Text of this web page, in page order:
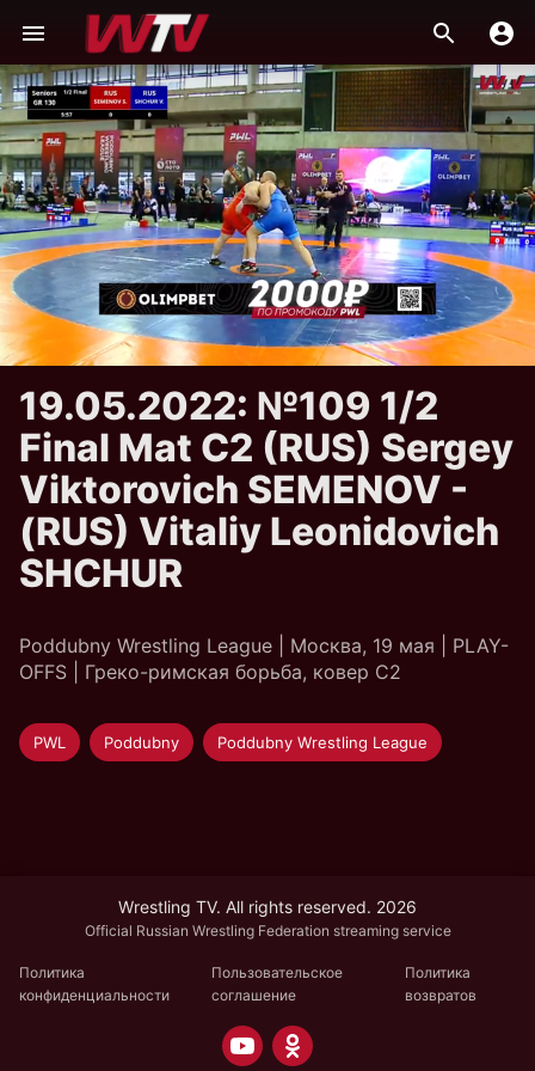
19.05.2022: №109 1/2
Final Mat C2 (RUS) Sergey
Viktorovich SEMENOV -
(RUS) Vitaliy Leonidovich
SHCHUR
Poddubny Wrestling League | Москва, 19 мая | PLAY-
OFFS | Греко-римская борьба, ковер C2
PWL Poddubny Poddubny Wrestling League
Wrestling TV. All rights reserved. 2026
Official Russian Wrestling Federation streaming service
Политика
конфиденциальности
Пользовательское
соглашение
Политика
возвратов